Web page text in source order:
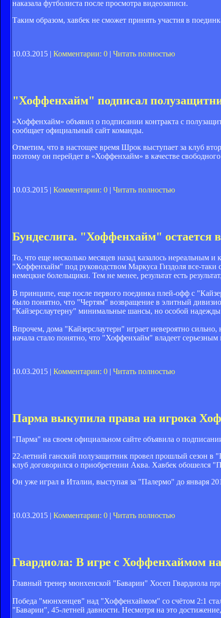
наказала футболиста после просмотра видеозаписи.
Таким образом, хавбек не сможет принять участия в
10.03.2015 | Комментарии: 0 Читать полностью
"Хоффенхайм" подписал
«Хоффенхайм» объявил о подписании контракта с
сообщает официальный сайт команды.
Отметим, что в настощее время Шрок выступает за клуб
поэтому он перейдет в «Хоффенхайм» в качестве свободного
10.03.2015 | Комментарии: 0 | Читать полностью
Бундеслига. "Хоффенхайм" остается
То, что еще несколько месяцев назад казалось нереальным
"Хоффенхайм" под руководством Маркуса Гиздоля все-таки
немецкие болельщики. Тем не менее, результат есть
В принципе, еще после первого поединка плей-офф с
было понятно, что "Чертям" возвращение в элитный
"Кайзерслаутерну" минимальные шансы, но особой надежды
Впрочем, дома "Кайзерслаутерн" играет невероятно
начала стало понятно, что "Хоффенхайм" владеет
10.03.2015 | Комментарии: 0 | Читать полностью
Парма выкупила права на игрока
"Парма" на своем официальном сайте объявила о
22-летний ганский полузащитник провел прошлый сезон в
клуб договорился о приобретении Аква. Хавбек обошелся
Он уже играл в Италии, выступая за "Палермо" до января
10.03.2015 | Комментарии: 0 | Читать полностью
Гвардиола: В игре с Хоффенхаймом
Главный тренер мюнхенской "Баварии" Хосеп Гвардиола
Победа "мюнхенцев" над "Хоффенхаймом" со счётом 2:1
"Баварии", 45-летней давности. Несмотря на это